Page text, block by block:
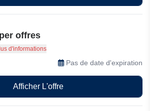
offres
offres sur 247 Home Rescue
Plus d'informations
Pas de date d'expiration
Afficher L'offre